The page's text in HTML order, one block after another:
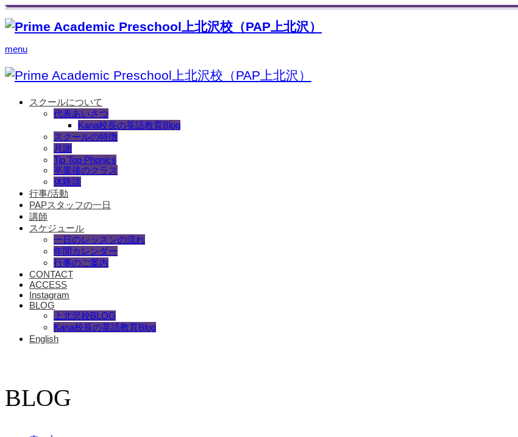
menu
スクールについて
代表あいさつ
Kana校長の英語教育Blog
スクールの特徴
月謝
Tip Top Phonics
卒業後のクラス
体験談
行事/活動
PAPスタッフの一日
講師
スケジュール
一日のレッスンの流れ
年間カレンダー
行事のご案内
CONTACT
ACCESS
Instagram
BLOG
上北沢校BLOG
Kana校長の英語教育Blog
English
BLOG